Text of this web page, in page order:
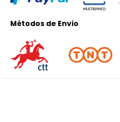
Métodos de Envio